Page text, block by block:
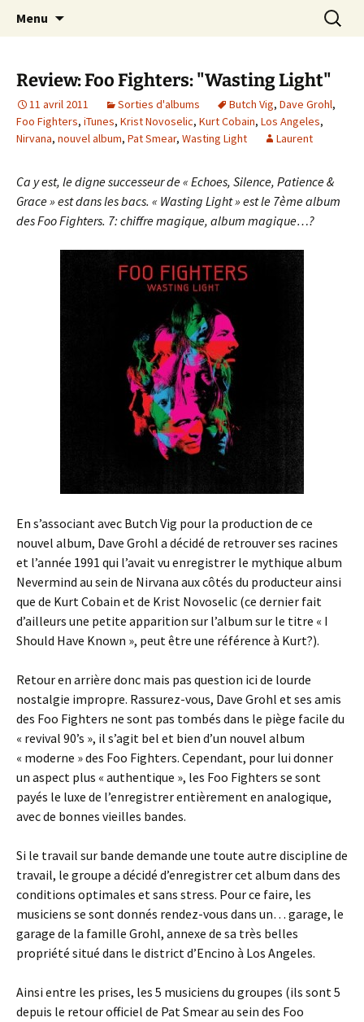
Laurent Rieppi
Journaliste musical · Historien du rock ·
Conférencier
Menu
Review: Foo Fighters: "Wasting Light"
11 avril 2011 Sorties d'albums Butch Vig, Dave Grohl,
Foo Fighters, iTunes, Krist Novoselic, Kurt Cobain, Los Angeles,
Nirvana, nouvel album, Pat Smear, Wasting Light Laurent
Ca y est, le digne successeur de « Echoes, Silence, Patience &
Grace » est dans les bacs. « Wasting Light » est le 7ème album
des Foo Fighters. 7: chiffre magique, album magique…?
En s’associant avec Butch Vig pour la production de ce
nouvel album, Dave Grohl a décidé de retrouver ses racines
et l’année 1991 qui l’avait vu enregistrer le mythique album
Nevermind au sein de Nirvana aux côtés du producteur ainsi
que de Kurt Cobain et de Krist Novoselic (ce dernier fait
d’ailleurs une petite apparition sur l’album sur le titre « I
Should Have Known », peut être une référence à Kurt?).
Retour en arrière donc mais pas question ici de lourde
nostalgie impropre. Rassurez-vous, Dave Grohl et ses amis
des Foo Fighters ne sont pas tombés dans le piège facile du
« revival 90’s », il s’agit bel et bien d’un nouvel album
« moderne » des Foo Fighters. Cependant, pour lui donner
un aspect plus « authentique », les Foo Fighters se sont
payés le luxe de l’enregistrer entièrement en analogique,
avec de bonnes vieilles bandes.
Si le travail sur bande demande une toute autre discipline de
travail, le groupe a décidé d’enregistrer cet album dans des
conditions optimales et sans stress. Pour ce faire, les
musiciens se sont donnés rendez-vous dans un… garage, le
garage de la famille Grohl, annexe de sa très belles
propriété situé dans le district d’Encino à Los Angeles.
Ainsi entre les prises, les 5 musiciens du groupes (ils sont 5
depuis le retour officiel de Pat Smear au sein des Foo